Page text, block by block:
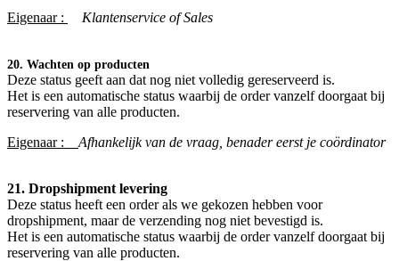
Eigenaar : Klantenservice of Sales
20. Wachten op producten
Deze status geeft aan dat nog niet volledig gereserveerd is.
Het is een automatische status waarbij de order vanzelf doorgaat bij
reservering van alle producten.
Eigenaar :
Afhankelijk van de vraag, benader eerst je coördinator​
21. Dropshipment levering
Deze status heeft een order als we gekozen hebben voor
dropshipment, maar de verzending nog niet bevestigd is.
Het is een automatische status waarbij de order vanzelf doorgaat bij
reservering van alle producten.